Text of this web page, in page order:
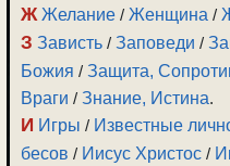
Ж Желание /Женщина /
З Зависть /Заповеди /
Божия /Защита,
Враги /Знание, Истина.
И Игры / Известные
бесов / Иисус Христос /